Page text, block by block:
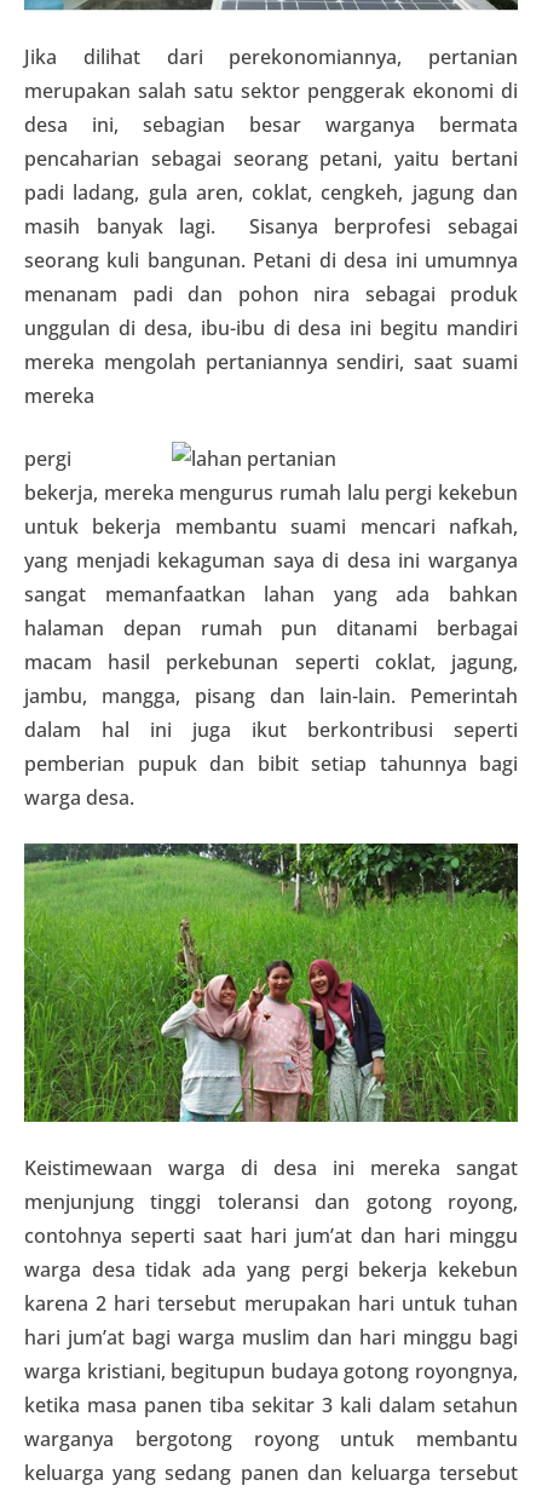
Jika dilihat dari perekonomiannya, pertanian
merupakan salah satu sektor penggerak ekonomi di
desa ini, sebagian besar warganya bermata
pencaharian sebagai seorang petani, yaitu bertani
padi ladang, gula aren, coklat, cengkeh, jagung dan
masih banyak lagi. Sisanya berprofesi sebagai
seorang kuli bangunan. Petani di desa ini umumnya
menanam padi dan pohon nira sebagai produk
unggulan di desa, ibu-ibu di desa ini begitu mandiri
mereka mengolah pertaniannya sendiri, saat suami
mereka
pergi
bekerja, mereka mengurus rumah lalu pergi kekebun
untuk bekerja membantu suami mencari nafkah,
yang menjadi kekaguman saya di desa ini warganya
sangat memanfaatkan lahan yang ada bahkan
halaman depan rumah pun ditanami berbagai
macam hasil perkebunan seperti coklat, jagung,
jambu, mangga, pisang dan lain-lain. Pemerintah
dalam hal ini juga ikut berkontribusi seperti
pemberian pupuk dan bibit setiap tahunnya bagi
warga desa.
Keistimewaan warga di desa ini mereka sangat
menjunjung tinggi toleransi dan gotong royong,
contohnya seperti saat hari jum’at dan hari minggu
warga desa tidak ada yang pergi bekerja kekebun
karena 2 hari tersebut merupakan hari untuk tuhan
hari jum’at bagi warga muslim dan hari minggu bagi
warga kristiani, begitupun budaya gotong royongnya,
ketika masa panen tiba sekitar 3 kali dalam setahun
warganya bergotong royong untuk membantu
keluarga yang sedang panen dan keluarga tersebut